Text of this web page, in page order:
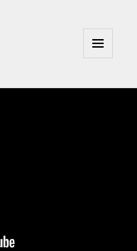
BILEŞENLER